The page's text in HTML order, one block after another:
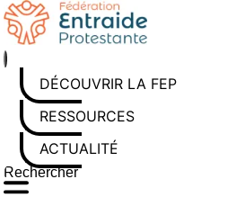
Aller
au
contenu
DÉCOUVRIR LA FEP
RESSOURCES
ACTUALITÉS
Rechercher sur le site
Saisissez au moins 3 caractères